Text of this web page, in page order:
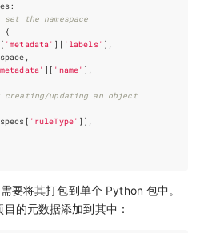
:
the namespace
{
[ 'metadata' ][ 'labels' ],
,
][ 'name' ],
updating an object
specs [ 'ruleType' ]],
要将其打包到单个 Python 包中。
的元数据添加到其中：